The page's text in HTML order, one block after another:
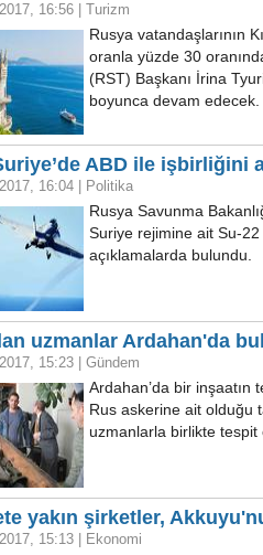
16:56 Turizm
Rusya vatandaşlarının
oranla yüzde 30
(RST) Başkanı İrina
boyunca devam
ABD ile işbirliğini
16:04 Politika
Rusya Savunma
Suriye rejimine ait Su-22
açıklamalarda bulundu.
uzmanlar Ardahan'da
15:23 Gündem
Ardahan’da bir inşaatın
Rus askerine ait olduğu
uzmanlarla birlikte
yakın şirketler,
15:13 Ekonomi